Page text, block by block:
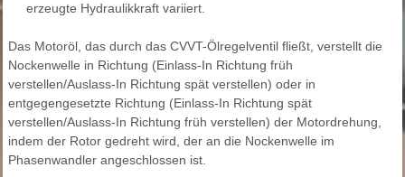
erzeugte Hydraulikkraft variiert.
Das Motoröl, das durch das CVVT-Ölregelventil fließt, verstellt die
Nockenwelle in Richtung (Einlass-In Richtung früh
verstellen/Auslass-In Richtung spät verstellen) oder in
entgegengesetzte Richtung (Einlass-In Richtung spät
verstellen/Auslass-In Richtung früh verstellen) der Motordrehung,
indem der Rotor gedreht wird, der an die Nockenwelle im
Phasenwandler angeschlossen ist.